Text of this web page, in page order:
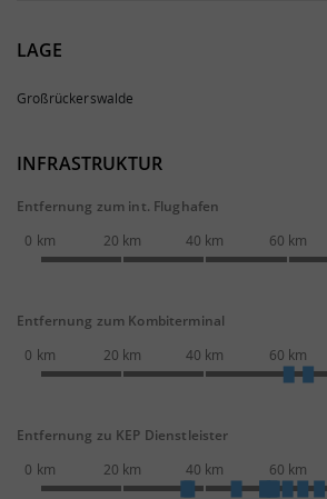
LAGE
Großrückerswalde
INFRASTRUKTUR
Entfernung zum int. Flughafen
0 km
20 km 40 km 60 km
Entfernung zum Kombiterminal
0 km
20 km 40 km 60 km
Entfernung zu KEP Dienstleister
0 km
20 km 40 km 60 km